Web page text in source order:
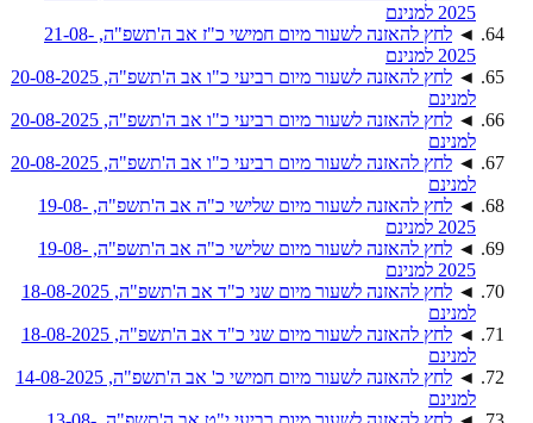
2025 למנינם
◄
לחץ להאזנה לשעור מיום חמישי כ"ז אב ה'תשפ"ה, 21-08-
2025 למנינם
◄
לחץ להאזנה לשעור מיום רביעי כ"ו אב ה'תשפ"ה, 20-08-2025
למנינם
◄
לחץ להאזנה לשעור מיום רביעי כ"ו אב ה'תשפ"ה, 20-08-2025
למנינם
◄
לחץ להאזנה לשעור מיום רביעי כ"ו אב ה'תשפ"ה, 20-08-2025
למנינם
◄
לחץ להאזנה לשעור מיום שלישי כ"ה אב ה'תשפ"ה, 19-08-
2025 למנינם
◄
לחץ להאזנה לשעור מיום שלישי כ"ה אב ה'תשפ"ה, 19-08-
2025 למנינם
◄
לחץ להאזנה לשעור מיום שני כ"ד אב ה'תשפ"ה, 18-08-2025
למנינם
◄
לחץ להאזנה לשעור מיום שני כ"ד אב ה'תשפ"ה, 18-08-2025
למנינם
◄
לחץ להאזנה לשעור מיום חמישי כ' אב ה'תשפ"ה, 14-08-2025
למנינם